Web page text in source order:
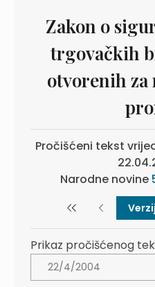
Zakon o
trgovačkih
otvorenih
Pročišćeni tekst
Narodne novine
Prikaz pročišćenog